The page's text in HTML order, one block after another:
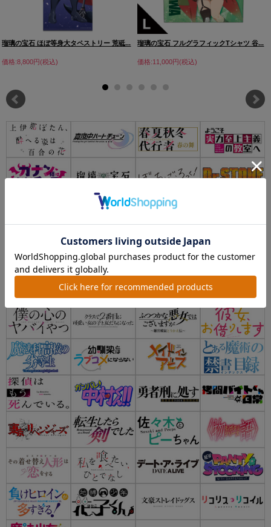
瑠璃の宝石 ほぼ等身大タペストリー 荒砥...
価格:8,800円(税込)
瑠璃の宝石 フルグラフィックTシャツ 谷...
価格:11,000円(税込)